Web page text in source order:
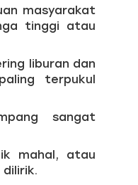
masyarakat
tinggi atau
liburan dan
terpukul
sangat
mahal, atau